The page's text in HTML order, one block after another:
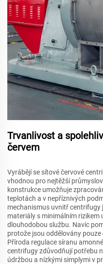
Trvanlivost a
červem
Vyrábějí se sítové červové
vhodnou pro nejtěžší
konstrukce umožňuje
teplotách a v nepříznivých
mechanismus uvnitř centrifugy
materiály s minimálním rizikem
dlouhodobou službu. Navíc
protože jsou oddělovány
Příroda regulace síranu
centrifugy zdůvodňují potřebu
údržbou a nízkými simplymi v